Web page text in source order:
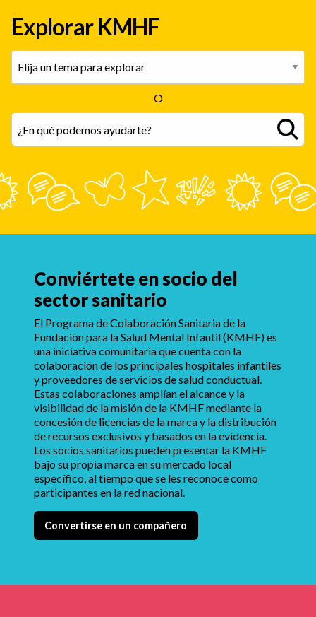
Explorar KMHF
O
Conviértete en socio del
sector sanitario
El Programa de Colaboración Sanitaria de la
Fundación para la Salud Mental Infantil (KMHF) es
una iniciativa comunitaria que cuenta con la
colaboración de los principales hospitales infantiles
y proveedores de servicios de salud conductual.
Estas colaboraciones amplían el alcance y la
visibilidad de la misión de la KMHF mediante la
concesión de licencias de la marca y la distribución
de recursos exclusivos y basados en la evidencia.
Los socios sanitarios pueden presentar la KMHF
bajo su propia marca en su mercado local
específico, al tiempo que se les reconoce como
participantes en la red nacional.
Convertirse en un compañero